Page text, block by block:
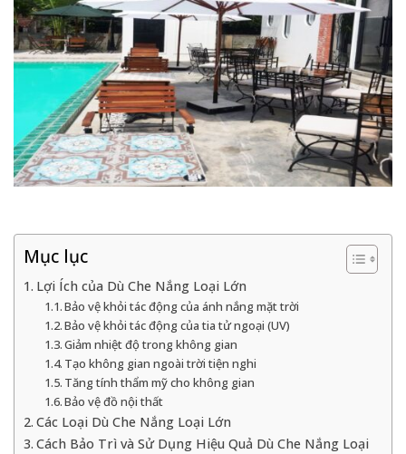
Mục lục
Lợi Ích của Dù Che Nắng Loại Lớn
Bảo vệ khỏi tác động của ánh nắng mặt trời
Bảo vệ khỏi tác động của tia tử ngoại (UV)
Giảm nhiệt độ trong không gian
Tạo không gian ngoài trời tiện nghi
Tăng tính thẩm mỹ cho không gian
Bảo vệ đồ nội thất
Các Loại Dù Che Nắng Loại Lớn
Cách Bảo Trì và Sử Dụng Hiệu Quả Dù Che Nắng Loại